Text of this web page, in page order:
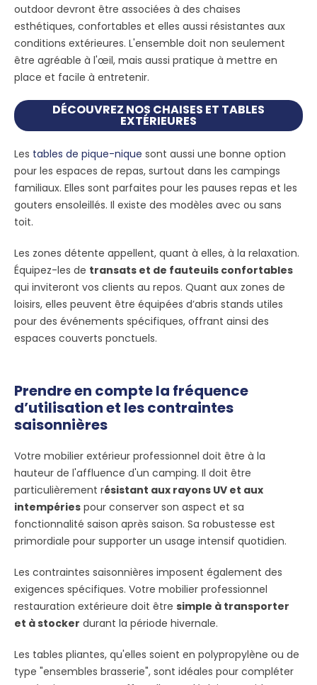
outdoor devront être associées à des chaises
esthétiques, confortables et elles aussi résistantes aux
conditions extérieures. L'ensemble doit non seulement
être agréable à l'œil, mais aussi pratique à mettre en
place et facile à entretenir.
DÉCOUVREZ NOS CHAISES ET TABLES
EXTÉRIEURES
Les tables de pique-nique sont aussi une bonne option
pour les espaces de repas, surtout dans les campings
familiaux. Elles sont parfaites pour les pauses repas et les
gouters ensoleillés. Il existe des modèles avec ou sans
toit.
Les zones détente appellent, quant à elles, à la relaxation.
Équipez-les de transats et de fauteuils confortables
qui inviteront vos clients au repos. Quant aux zones de
loisirs, elles peuvent être équipées d’abris stands utiles
pour des événements spécifiques, offrant ainsi des
espaces couverts ponctuels.
Prendre en compte la fréquence
d’utilisation et les contraintes
saisonnières
Votre mobilier extérieur professionnel doit être à la
hauteur de l'affluence d'un camping. Il doit être
particulièrement résistant aux rayons UV et aux
intempéries pour conserver son aspect et sa
fonctionnalité saison après saison. Sa robustesse est
primordiale pour supporter un usage intensif quotidien.
Les contraintes saisonnières imposent également des
exigences spécifiques. Votre mobilier professionnel
restauration extérieure doit être simple à transporter
et à stocker durant la période hivernale.
Les tables pliantes, qu'elles soient en polypropylène ou de
type "ensembles brasserie", sont idéales pour compléter